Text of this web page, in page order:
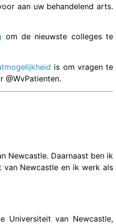
aan uw behandelend arts.
om de nieuwste colleges te
is om vragen te
@WvPatienten.
Newcastle. Daarnaast ben ik
van Newcastle en ik werk als
Universiteit van Newcastle,